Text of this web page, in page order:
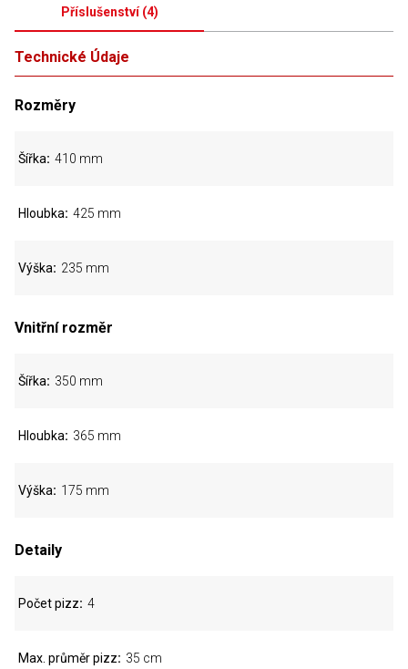
Příslušenství(4)
Technické Údaje
Rozměry
Šířka 410 mm
Hloubka 425 mm
Výška 235 mm
Vnitřní rozměr
Šířka 350 mm
Hloubka 365 mm
Výška 175 mm
Detaily
Počet pizz 4
Max. průměr pizz 35 cm